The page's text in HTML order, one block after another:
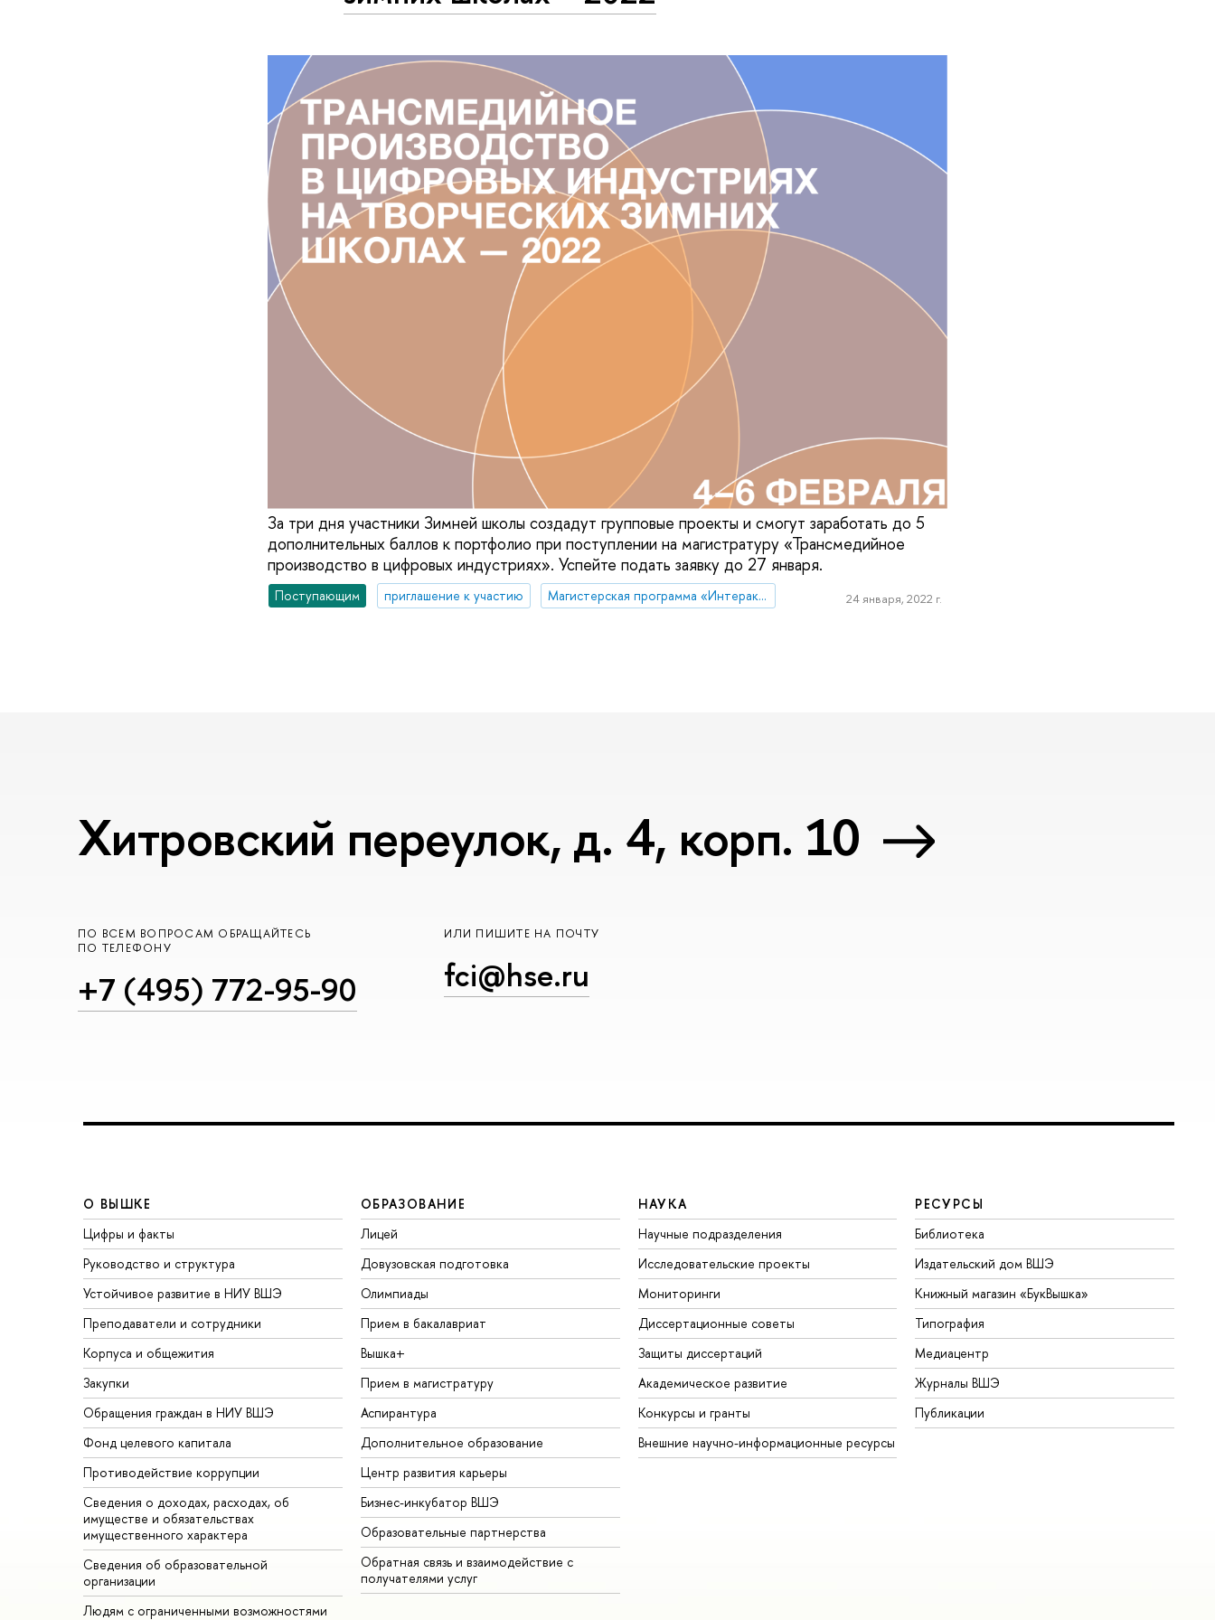
За три дня участники Зимней школы создадут групповые проекты и смогут заработать до 5
дополнительных баллов к портфолио при поступлении на магистратуру «Трансмедийное
производство в цифровых индустриях». Успейте подать заявку до 27 января.
Поступающим приглашение к участию Магистерская программа «Интерактивные медиа и цифровые индустрии» 24 января, 2022 г.
Хитровский переулок, д. 4, корп. 10
ПО ВСЕМ ВОПРОСАМ ОБРАЩАЙТЕСЬ
ПО ТЕЛЕФОНУ
+7 (495) 772-95-90
ИЛИ ПИШИТЕ НА ПОЧТУ
fci@hse.ru
О ВЫШКЕ
Цифры и факты
Руководство и структура
Устойчивое развитие в НИУ ВШЭ
Преподаватели и сотрудники
Корпуса и общежития
Закупки
Обращения граждан в НИУ ВШЭ
Фонд целевого капитала
Противодействие коррупции
Сведения о доходах, расходах, об
имуществе и обязательствах
имущественного характера
Сведения об образовательной
организации
Людям с ограниченными возможностями
ОБРАЗОВАНИЕ
Лицей
Довузовская подготовка
Олимпиады
Прием в бакалавриат
Вышка+
Прием в магистратуру
Аспирантура
Дополнительное образование
Центр развития карьеры
Бизнес-инкубатор ВШЭ
Образовательные партнерства
Обратная связь и взаимодействие с
получателями услуг
НАУКА
Научные подразделения
Исследовательские проекты
Мониторинги
Диссертационные советы
Защиты диссертаций
Академическое развитие
Конкурсы и гранты
Внешние научно-информационные ресурсы
РЕСУРСЫ
Библиотека
Издательский дом ВШЭ
Книжный магазин «БукВышка»
Типография
Медиацентр
Журналы ВШЭ
Публикации